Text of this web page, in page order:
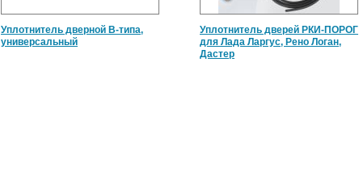
Уплотнитель дверной B-типа,
универсальный
Уплотнитель дверей РКИ-ПОРОГ
для Лада Ларгус, Рено Логан,
Дастер